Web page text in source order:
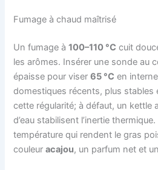
Fumage à chaud maîtrisé
Un fumage à100–110 °C cuit
les arômes. Insérer une sonde au
épaisse pour viser65 °C en
domestiques récents, plus stables
cette régularité; à défaut, un kettle
d’eau stabilisent l’inertie
température qui rendent le gras
couleuracajou, un parfum net et